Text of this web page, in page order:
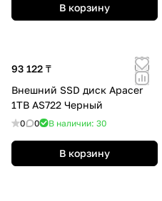
В корзину
93 122 ₸
Внешний SSD диск Apacer
1TB AS722 Черный
0 0 В наличии: 30
В корзину